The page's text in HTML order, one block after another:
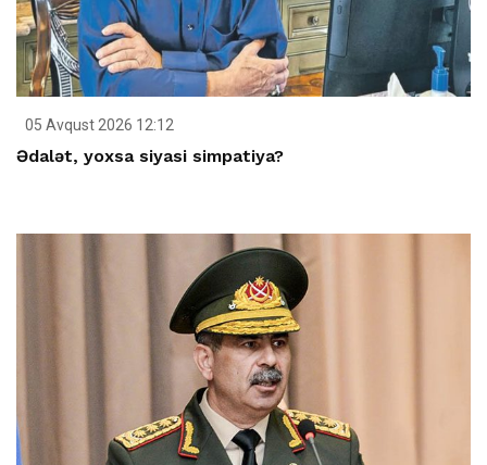
05 Avqust 2026 12:12
Ədalət, yoxsa siyasi simpatiya?